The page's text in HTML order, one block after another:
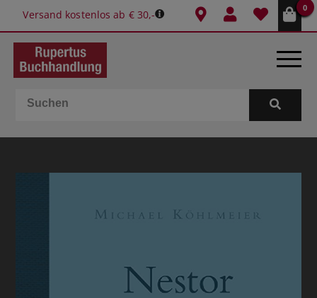
Versand kostenlos ab € 30,-
0
BÜCHER